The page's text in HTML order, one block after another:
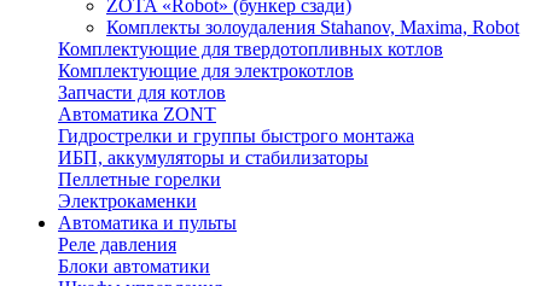
ZOTA «Robot» (бункер сзади)
Комплекты золоудаления Stahanov, Maxima, Robot
Комплектующие для твердотопливных котлов
Комплектующие для электрокотлов
Запчасти для котлов
Автоматика ZONT
Гидрострелки и группы быстрого монтажа
ИБП, аккумуляторы и стабилизаторы
Пеллетные горелки
Электрокаменки
Автоматика и пульты
Реле давления
Блоки автоматики